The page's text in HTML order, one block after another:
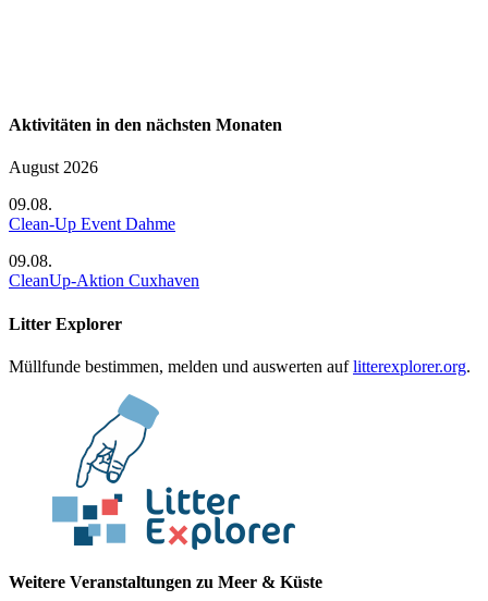
Aktivitäten in den nächsten Monaten
August 2026
09.08.
Clean-Up Event Dahme
09.08.
CleanUp-Aktion Cuxhaven
Litter Explorer
Müllfunde bestimmen, melden und auswerten auflitterexplorer.org.
Weitere Veranstaltungen zu Meer & Küste